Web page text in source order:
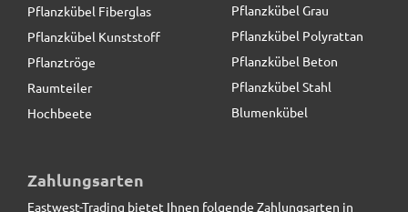
Fiberglas anthrazit
Pflanzkübel Fiberglas
Pflanzkübel Kunststoff
Pflanztröge
Raumteiler
Hochbeete
Pflanzkübel Grau
Pflanzkübel Polyrattan
Pflanzkübel Beton
Pflanzkübel Stahl
Blumenkübel
Zahlungsarten
Eastwest-Trading bietet Ihnen folgende Zahlungsarten in